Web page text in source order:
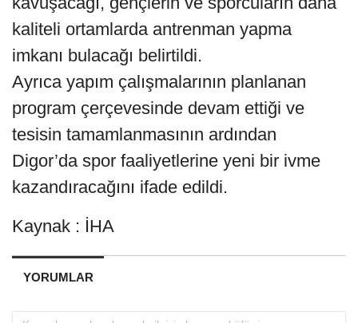
kaliteli ortamlarda antrenman yapma
imkanı bulacağı belirtildi.
Ayrıca yapım çalışmalarının planlanan
program çerçevesinde devam ettiği ve
tesisin tamamlanmasının ardından
Digor’da spor faaliyetlerine yeni bir ivme
kazandıracağını ifade edildi.
Kaynak : İHA
YORUMLAR